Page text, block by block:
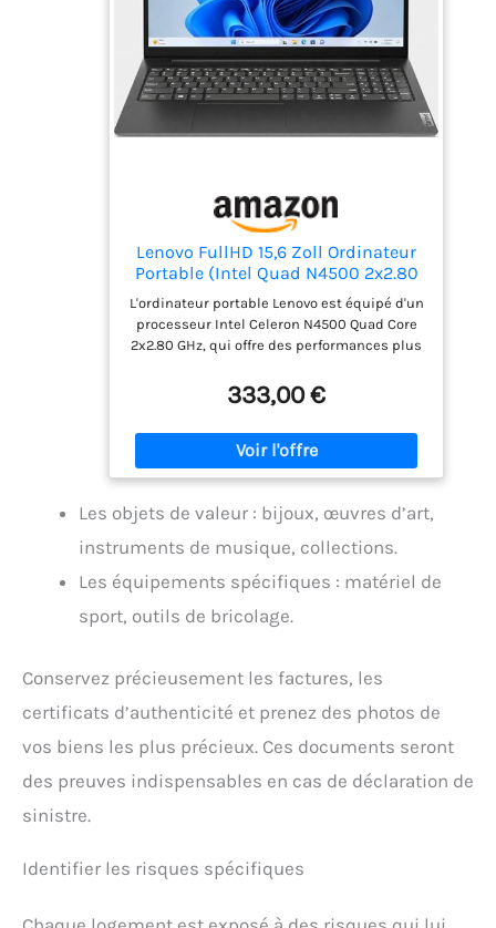
Lenovo FullHD 15,6 Zoll Ordinateur
Portable (Intel Quad N4500 2x2.80
GHz, 8 Go DDR4, 256 Go SSD, Intel
UHD, HDMI, BT, USB 3.0, Webcam,
WLAN, Windows 11, Clavier AZERTY
[français]) #8510
L'ordinateur portable Lenovo est équipé d'un
processeur Intel Celeron N4500 Quad Core
2x2.80 GHz, qui offre des performances plus
domicile et les jeux Un grand SSD de 256 Go
offre plus d'espace qu'il n'en faut pour vos
données et vos applications. Particularités :
poids super léger de 2,2 kg, refroidissement
silencieux, écran Full-HD, 16 Go de RAM
microphone, USB 3.0 Windows 11 Prof. 64 bits
pilotes, ainsi qu'un pack Microsoft Office en
version complète.
333,00 €
Les objets de valeur : bijoux, œuvres d’art,
instruments de musique, collections.
Les équipements spécifiques : matériel de
sport, outils de bricolage.
Conservez précieusement les factures, les
certificats d’authenticité et prenez des photos de
vos biens les plus précieux. Ces documents seront
des preuves indispensables en cas de déclaration de
sinistre.
Identifier les risques spécifiques